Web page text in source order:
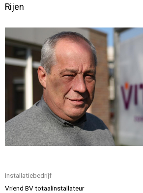
Service & Onderhoud
Kennis
Over Hertek
Werken bij Hertek
Contact
Rijen
Installatiebedrijf
Vriend BV totaalinstallateur